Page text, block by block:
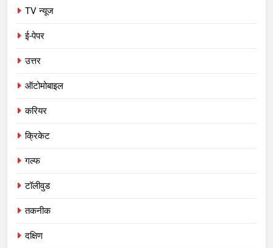
TV न्यूज
ई-पेपर
उत्तर
ऑटोमोबाइल
करियर
क्रिकेट
गल्फ
टॉलीवुड
तकनीक
दक्षिण